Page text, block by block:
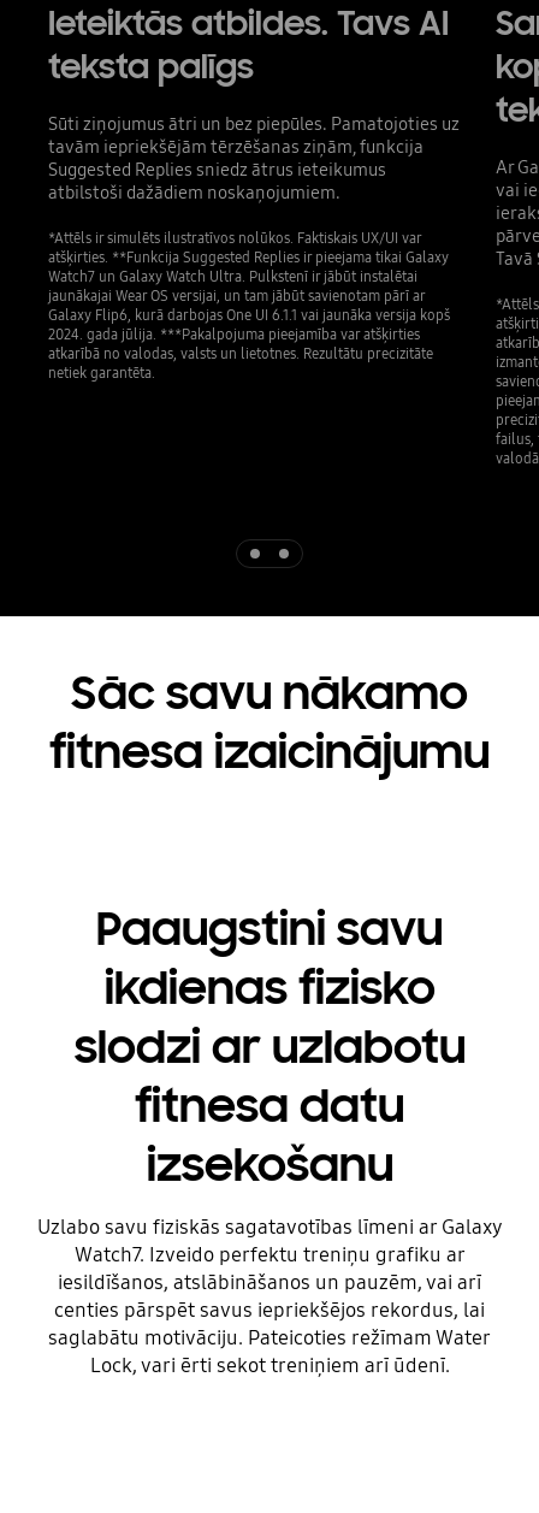
Ieteiktās atbildes. Tavs AI
teksta palīgs
Sūti ziņojumus ātri un bez piepūles. Pamatojoties uz
tavām iepriekšējām tērzēšanas ziņām, funkcija
Suggested Replies sniedz ātrus ieteikumus
atbilstoši dažādiem noskaņojumiem.
*Attēls ir simulēts ilustratīvos nolūkos. Faktiskais UX/UI var
atšķirties. **Funkcija Suggested Replies ir pieejama tikai Galaxy
Watch7 un Galaxy Watch Ultra. Pulkstenī ir jābūt instalētai
jaunākajai Wear OS versijai, un tam jābūt savienotam pārī ar
Galaxy Flip6, kurā darbojas One UI 6.1.1 vai jaunāka versija kopš
2024. gada jūlija. ***Pakalpojuma pieejamība var atšķirties
atkarībā no valodas, valsts un lietotnes. Rezultātu precizitāte
netiek garantēta.
Ar
vai
Tavā
failus,
Sāc savu nākamo
fitnesa izaicinājumu
Paaugstini savu
ikdienas fizisko
slodzi ar uzlabotu
fitnesa datu
izsekošanu
Uzlabo savu fiziskās sagatavotības līmeni ar Galaxy
Watch7. Izveido perfektu treniņu grafiku ar
iesildīšanos, atslābināšanos un pauzēm, vai arī
centies pārspēt savus iepriekšējos rekordus, lai
saglabātu motivāciju. Pateicoties režīmam Water
Lock, vari ērti sekot treniņiem arī ūdenī.